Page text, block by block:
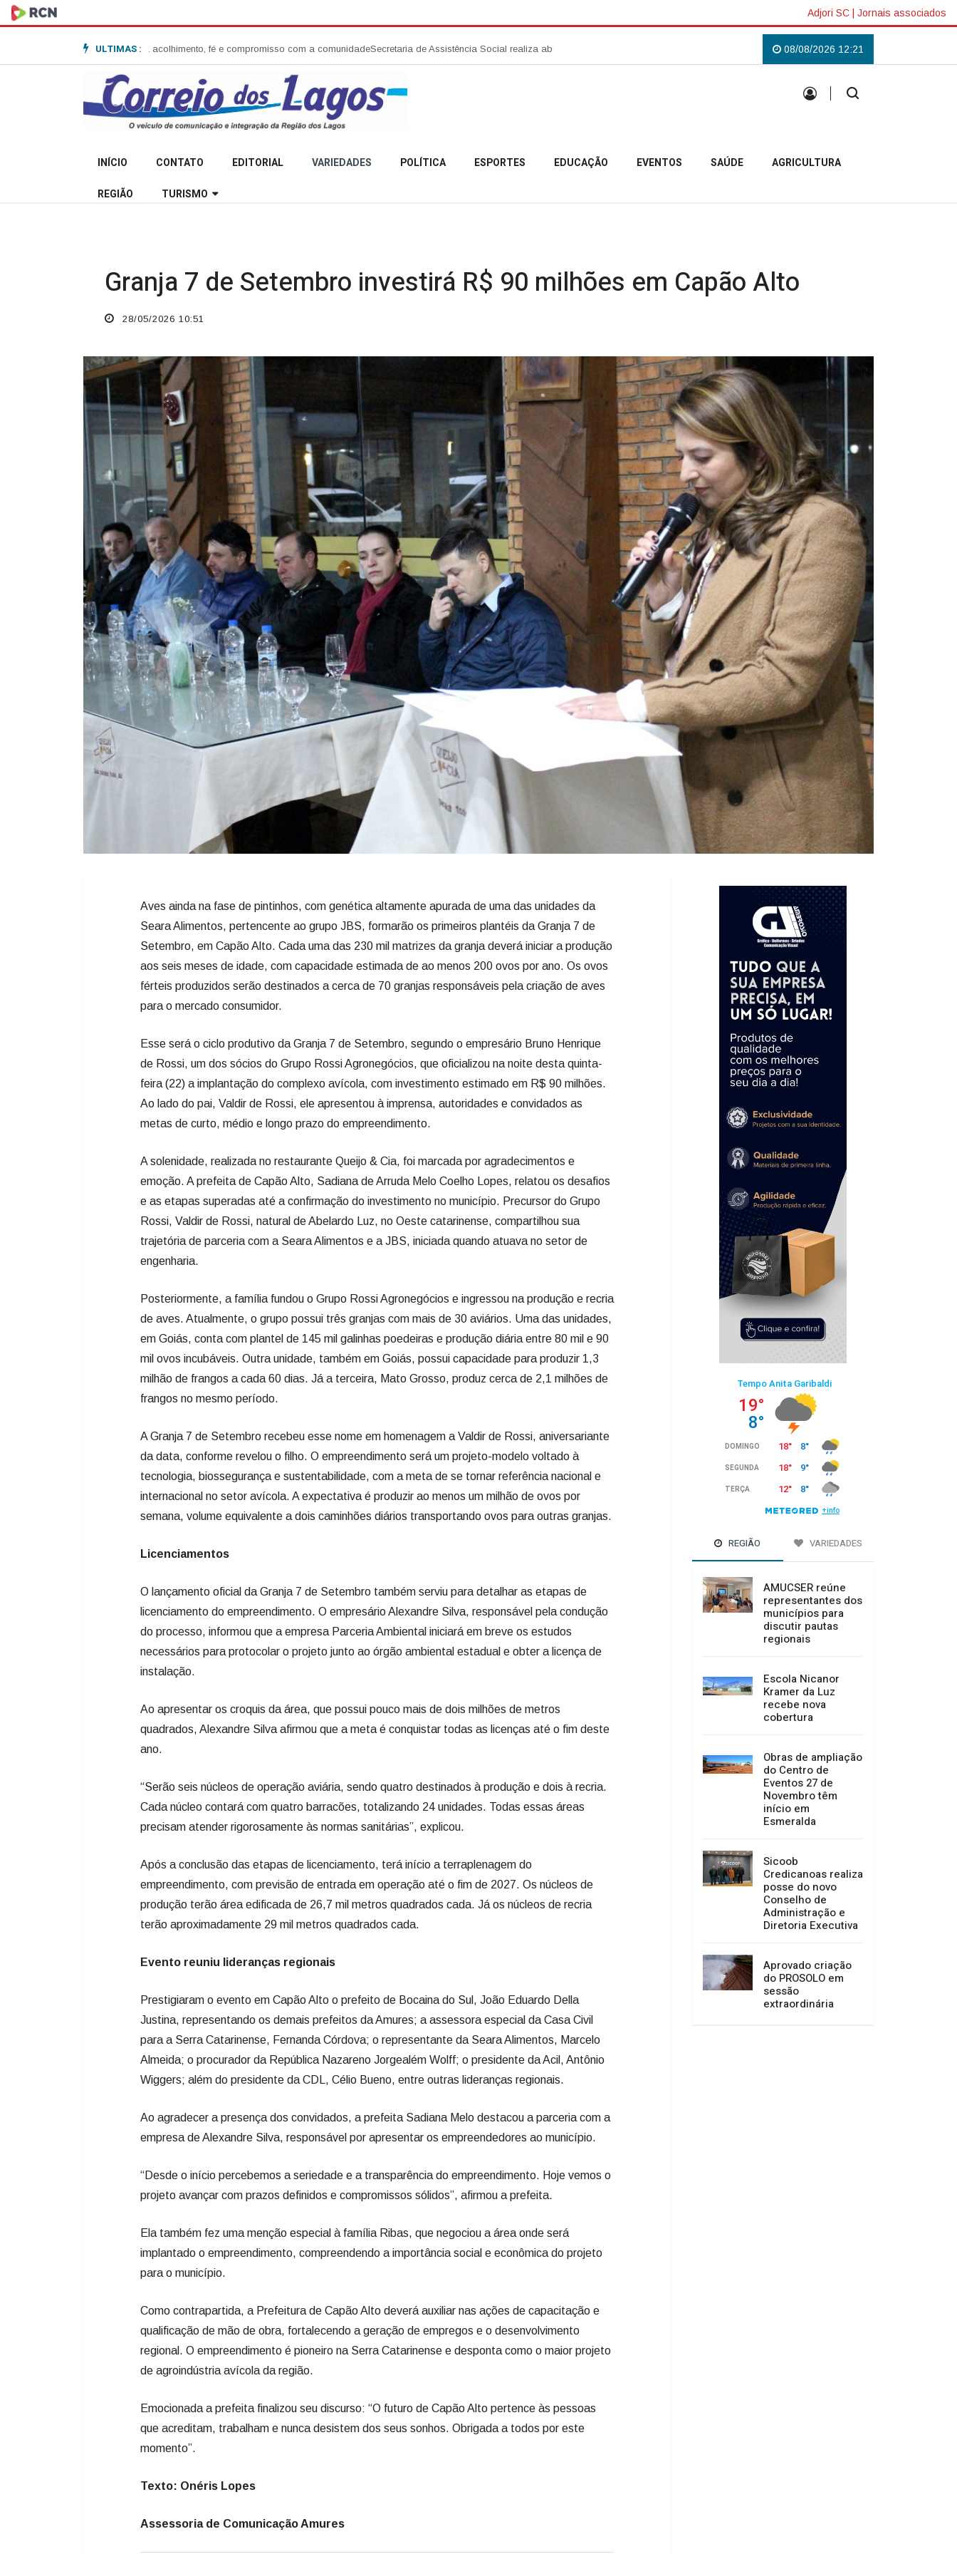
Adjori SC | Jornais associados
ULTIMAS :
e destaca acolhimento, fé e compromisso com a comunidadeSecretaria de Assistência Social realiza abertura da Campanha Agosto Lilás em Campo Belo do Sul Uma tradição que voltou a reunir a comunidade
08/08/2026 12:21
INÍCIO CONTATO EDITORIAL VARIEDADES POLÍTICA ESPORTES EDUCAÇÃO EVENTOS SAÚDE AGRICULTURA
REGIÃO TURISMO
Granja 7 de Setembro investirá R$ 90 milhões em Capão Alto
28/05/2026 10:51
Aves ainda na fase de pintinhos, com genética altamente apurada de uma das unidades da
Seara Alimentos, pertencente ao grupo JBS, formarão os primeiros plantéis da Granja 7 de
Setembro, em Capão Alto. Cada uma das 230 mil matrizes da granja deverá iniciar a produção
aos seis meses de idade, com capacidade estimada de ao menos 200 ovos por ano. Os ovos
férteis produzidos serão destinados a cerca de 70 granjas responsáveis pela criação de aves
para o mercado consumidor.
Esse será o ciclo produtivo da Granja 7 de Setembro, segundo o empresário Bruno Henrique
de Rossi, um dos sócios do Grupo Rossi Agronegócios, que oficializou na noite desta quinta-
feira (22) a implantação do complexo avícola, com investimento estimado em R$ 90 milhões.
Ao lado do pai, Valdir de Rossi, ele apresentou à imprensa, autoridades e convidados as
metas de curto, médio e longo prazo do empreendimento.
A solenidade, realizada no restaurante Queijo & Cia, foi marcada por agradecimentos e
emoção. A prefeita de Capão Alto, Sadiana de Arruda Melo Coelho Lopes, relatou os desafios
e as etapas superadas até a confirmação do investimento no município. Precursor do Grupo
Rossi, Valdir de Rossi, natural de Abelardo Luz, no Oeste catarinense, compartilhou sua
trajetória de parceria com a Seara Alimentos e a JBS, iniciada quando atuava no setor de
engenharia.
Posteriormente, a família fundou o Grupo Rossi Agronegócios e ingressou na produção e recria
de aves. Atualmente, o grupo possui três granjas com mais de 30 aviários. Uma das unidades,
em Goiás, conta com plantel de 145 mil galinhas poedeiras e produção diária entre 80 mil e 90
mil ovos incubáveis. Outra unidade, também em Goiás, possui capacidade para produzir 1,3
milhão de frangos a cada 60 dias. Já a terceira, Mato Grosso, produz cerca de 2,1 milhões de
frangos no mesmo período.
A Granja 7 de Setembro recebeu esse nome em homenagem a Valdir de Rossi, aniversariante
da data, conforme revelou o filho. O empreendimento será um projeto-modelo voltado à
tecnologia, biossegurança e sustentabilidade, com a meta de se tornar referência nacional e
internacional no setor avícola. A expectativa é produzir ao menos um milhão de ovos por
semana, volume equivalente a dois caminhões diários transportando ovos para outras granjas.
Licenciamentos
O lançamento oficial da Granja 7 de Setembro também serviu para detalhar as etapas de
licenciamento do empreendimento. O empresário Alexandre Silva, responsável pela condução
do processo, informou que a empresa Parceria Ambiental iniciará em breve os estudos
necessários para protocolar o projeto junto ao órgão ambiental estadual e obter a licença de
instalação.
Ao apresentar os croquis da área, que possui pouco mais de dois milhões de metros
quadrados, Alexandre Silva afirmou que a meta é conquistar todas as licenças até o fim deste
ano.
“Serão seis núcleos de operação aviária, sendo quatro destinados à produção e dois à recria.
Cada núcleo contará com quatro barracões, totalizando 24 unidades. Todas essas áreas
precisam atender rigorosamente às normas sanitárias”, explicou.
Após a conclusão das etapas de licenciamento, terá início a terraplenagem do
empreendimento, com previsão de entrada em operação até o fim de 2027. Os núcleos de
produção terão área edificada de 26,7 mil metros quadrados cada. Já os núcleos de recria
terão aproximadamente 29 mil metros quadrados cada.
Evento reuniu lideranças regionais
Prestigiaram o evento em Capão Alto o prefeito de Bocaina do Sul, João Eduardo Della
Justina, representando os demais prefeitos da Amures; a assessora especial da Casa Civil
para a Serra Catarinense, Fernanda Córdova; o representante da Seara Alimentos, Marcelo
Almeida; o procurador da República Nazareno Jorgealém Wolff; o presidente da Acil, Antônio
Wiggers; além do presidente da CDL, Célio Bueno, entre outras lideranças regionais.
Ao agradecer a presença dos convidados, a prefeita Sadiana Melo destacou a parceria com a
empresa de Alexandre Silva, responsável por apresentar os empreendedores ao município.
“Desde o início percebemos a seriedade e a transparência do empreendimento. Hoje vemos o
projeto avançar com prazos definidos e compromissos sólidos”, afirmou a prefeita.
Ela também fez uma menção especial à família Ribas, que negociou a área onde será
implantado o empreendimento, compreendendo a importância social e econômica do projeto
para o município.
Como contrapartida, a Prefeitura de Capão Alto deverá auxiliar nas ações de capacitação e
qualificação de mão de obra, fortalecendo a geração de empregos e o desenvolvimento
regional. O empreendimento é pioneiro na Serra Catarinense e desponta como o maior projeto
de agroindústria avícola da região.
Emocionada a prefeita finalizou seu discurso: “O futuro de Capão Alto pertence às pessoas
que acreditam, trabalham e nunca desistem dos seus sonhos. Obrigada a todos por este
momento”.
Texto: Onéris Lopes
Assessoria de Comunicação Amures
REGIÃO VARIEDADES
AMUCSER reúne
representantes dos
municípios para
discutir pautas
regionais
Escola Nicanor
Kramer da Luz
recebe nova
cobertura
Obras de ampliação
do Centro de
Eventos 27 de
Novembro têm
início em
Esmeralda
Sicoob
Credicanoas realiza
posse do novo
Conselho de
Administração e
Diretoria Executiva
Aprovado criação
do PROSOLO em
sessão
extraordinária